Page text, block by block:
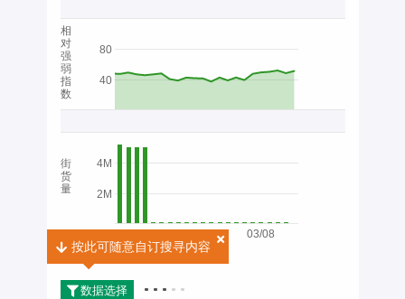
03/08
40
80
2M
4M
2026
相
对
强
弱
指
数
街
货
量
数据选择
按此可随意自订搜寻内容
按此可随意自订搜寻内容